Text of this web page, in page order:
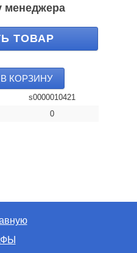
менеджера
ТОВАР
КОРЗИНУ
s0000010421
0